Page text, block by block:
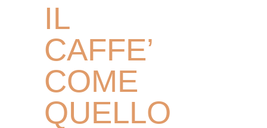
IL
CAFFE’
COME
QUELLO